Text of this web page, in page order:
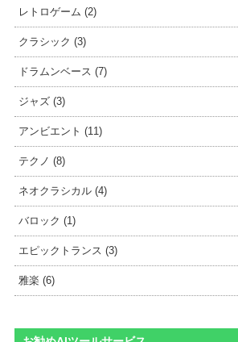
レトロゲーム (2)
クラシック (3)
ドラムンベース (7)
ジャズ (3)
アンビエント (11)
テクノ (8)
ネオクラシカル (4)
バロック (1)
エピックトランス (3)
雅楽 (6)